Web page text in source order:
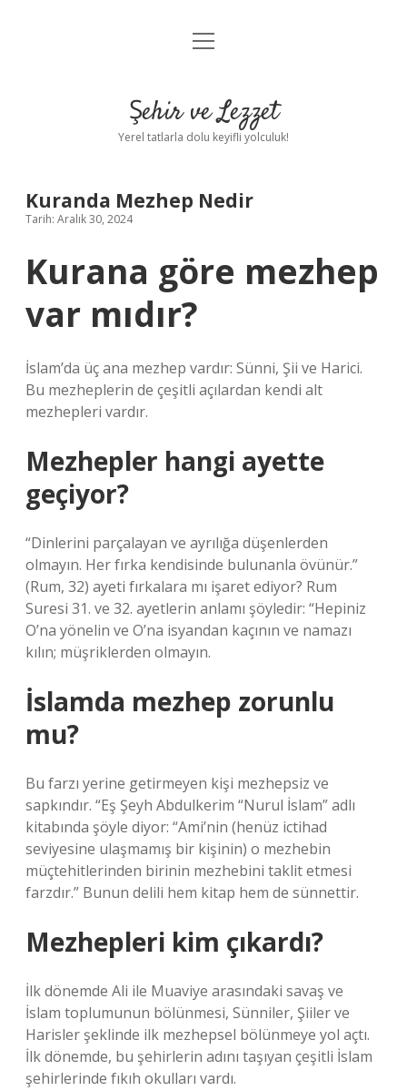
Anasayfa
Yasal Uyarı
menüyü
Şehir ve Lezzet
Yerel tatlarla dolu keyifli yolculuk!
Kuranda Mezhep Nedir
Tarih: Aralık 30, 2024
Kurana göre mezhep
var mıdır?
İslam’da üç ana mezhep vardır: Sünni, Şii ve Harici.
Bu mezheplerin de çeşitli açılardan kendi alt
mezhepleri vardır.
Mezhepler hangi ayette
geçiyor?
“Dinlerini parçalayan ve ayrılığa düşenlerden
olmayın. Her fırka kendisinde bulunanla övünür.”
(Rum, 32) ayeti fırkalara mı işaret ediyor? Rum
Suresi 31. ve 32. ayetlerin anlamı şöyledir: “Hepiniz
O’na yönelin ve O’na isyandan kaçının ve namazı
kılın; müşriklerden olmayın.
İslamda mezhep zorunlu
mu?
Bu farzı yerine getirmeyen kişi mezhepsiz ve
sapkındır. “Eş Şeyh Abdulkerim “Nurul İslam” adlı
kitabında şöyle diyor: “Ami’nin (henüz ictihad
seviyesine ulaşmamış bir kişinin) o mezhebin
müçtehitlerinden birinin mezhebini taklit etmesi
farzdır.” Bunun delili hem kitap hem de sünnettir.
Mezhepleri kim çıkardı?
İlk dönemde Ali ile Muaviye arasındaki savaş ve
İslam toplumunun bölünmesi, Sünniler, Şiiler ve
Harisler şeklinde ilk mezhepsel bölünmeye yol açtı.
İlk dönemde, bu şehirlerin adını taşıyan çeşitli İslam
şehirlerinde fıkıh okulları vardı.